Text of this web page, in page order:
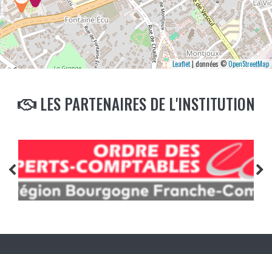
Leaflet| données ©OpenStreetMap
LES PARTENAIRES DE L'INSTITUTION